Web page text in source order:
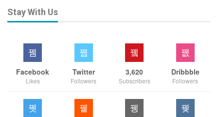
Stay With Us
Facebook
Likes
Twitter
Followers
3,620
Subscribers
Dribbble
Followers